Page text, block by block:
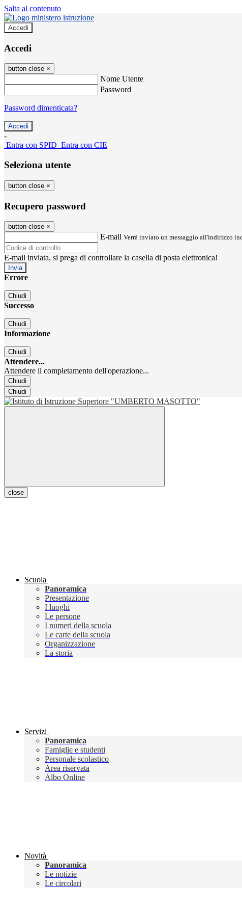
Salta al contenuto
Accedi
Accedi
button close ×
Nome Utente
Password
Password dimenticata?
-
Entra con SPID Entra con CIE
Seleziona utente
button close ×
Recupero password
button close ×
E-mail Verrà inviato un messaggio all'indirizzo
E-mail inviata, si prega di controllare la casella di posta elettronica!
Errore
Chiudi
Successo
Chiudi
Informazione
Chiudi
Attendere...
Attendere il completamento dell'operazione...
Chiudi
Chiudi
close
Scuola
Panoramica
Presentazione
I luoghi
Le persone
I numeri della scuola
Le carte della scuola
Organizzazione
La storia
Servizi
Panoramica
Famiglie e studenti
Personale scolastico
Area riservata
Albo Online
Novità
Panoramica
Le notizie
Le circolari